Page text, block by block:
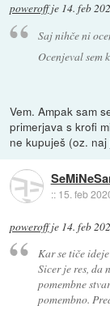
poweroffje 14. feb
Saj nihče ni
Ocenjeval sem
Vem. Ampak sam
primerjava s krofi
ne kupuješ (oz.
:: 15. feb
poweroffje 14. feb
Kar se tiče
Sicer je res, da
pomembne
pomembno.